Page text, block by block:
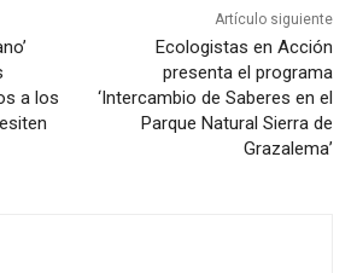
a los
Artículo siguiente
Ecologistas en Acción
presenta el programa
‘Intercambio de Saberes en el
Parque Natural Sierra de
Grazalema’